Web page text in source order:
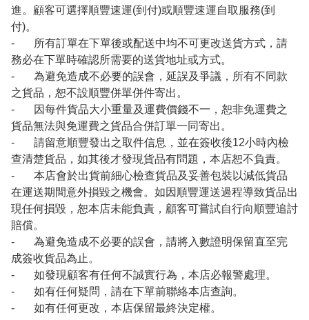
進。顧客可選擇順豐速運(到付)或順豐速運自取服務(到
付)。
- 所有訂單在下單後或配送中均不可更改送貨方式，請
務必在下單時確認所需要的送貨地址或方式。
- 為避免造成不必要的誤會，延誤及爭議，所有不同款
之貨品，恕不設順豐併單併件寄出。
- 因每件貨品大小重量及運費價錢不一，恕非免運費之
貨品無法與免運費之貨品合併訂單一同寄出。
- 請留意順豐發出之取件信息，並在簽收後12小時內檢
查清楚貨品，如其後才發現貨品有問題，本店恕不負責。
- 本店會於出貨前細心檢查貨品及妥善包裝以減低貨品
在運送期間意外損毀之機會。如因順豐運送過程導致貨品出
現任何損毀，恕本店未能負責，顧客可嘗試自行向順豐追討
賠償。
- 為避免造成不必要的誤會，請將入數證明保留直至完
成簽收貨品為止。
- 如發現顧客有任何不誠實行為，本店必報警處理。
- 如有任何疑問，請在下單前聯絡本店查詢。
- 如有任何更改，本店保留最終決定權。